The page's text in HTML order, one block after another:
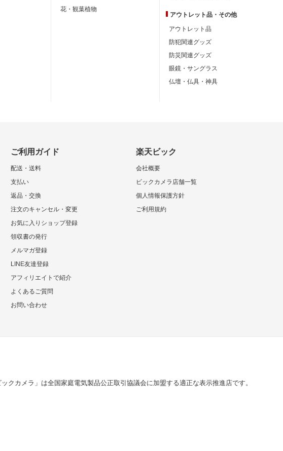
花・観葉植物
アウトレット品・ その他
アウトレット品
防犯関連グッズ
防災関連グッズ
眼鏡・サングラス
仏壇・仏具・神具
ご利用ガイド
配送・送料
支払い
返品・交換
注文のキャンセル・変更
お気に入りショップ登録
領収書の発行
メルマガ登録
LINE友達登録
アフィリエイトで紹介
よくあるご質問
お問い合わせ
楽天ビック
会社概要
ビックカメラ店舗一覧
個人情報保護方針
ご利用規約
ックカメラ」は全国家庭電気製品公正取引協議会に加盟する適正な表示推進店です。